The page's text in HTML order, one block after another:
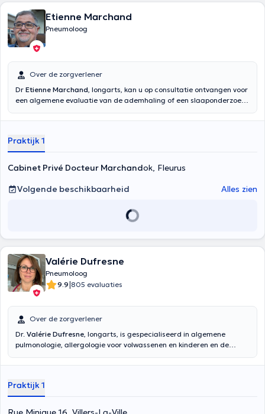
Etienne Marchand
Pneumoloog
Over de zorgverlener
Dr Etienne Marchand, longarts, kan u op consultatie ontvangen voor
een algemene evaluatie van de ademhaling of een slaaponderzoek.
van de luchtwegen voor kinderen is pas mogelijk vanaf de leeftijd
Praktijk 1
Cabinet Privé Docteur Marchandok, Fleurus
Volgende beschikbaarheid
Alles zien
Valérie Dufresne
Pneumoloog
9.9|805 evaluaties
Over de zorgverlener
Dr. Valérie Dufresne, longarts, is gespecialiseerd in algemene
pulmonologie, allergologie voor volwassenen en kinderen en de
Dame-de-Grâce in Gosselies. Zij ontvangt u op afspraak in haar
en woensdag. Zij spreekt vloeiend Frans, Nederlands en Engels.
Ontdek hieronder de verschillende consulten die zij aanbiedt en
maak vervolgens een afspraak met haar via haar online agenda of
Praktijk 1